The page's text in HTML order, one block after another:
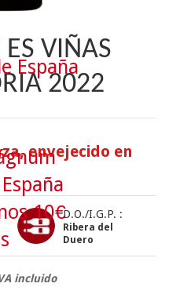
VIÑAS
2022
envejecido en
D.O./I.G.P. :
Ribera del
Duero
incluido
España
10€